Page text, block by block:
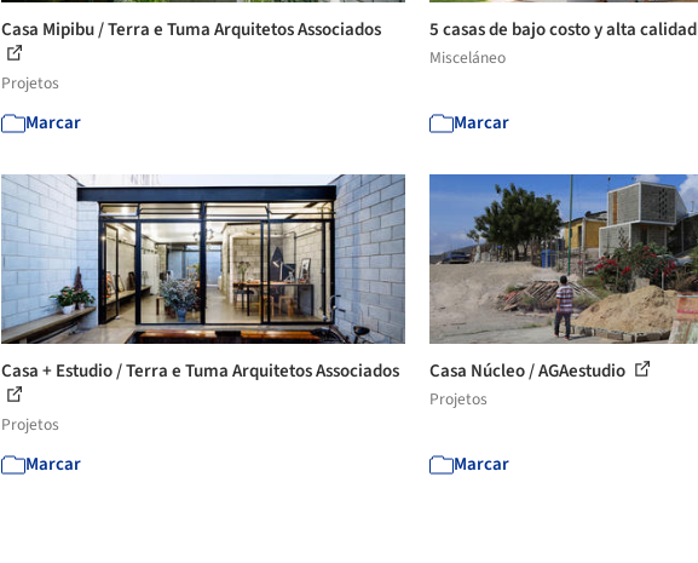
Casa Mipibu / Terra e Tuma Arquitetos Associados
Projetos
Marcar
5 casas de bajo costo y alta calidad
Misceláneo
Marcar
Casa + Estudio / Terra e Tuma Arquitetos Associados
Projetos
Marcar
Casa Núcleo / AGAestudio
Projetos
Marcar